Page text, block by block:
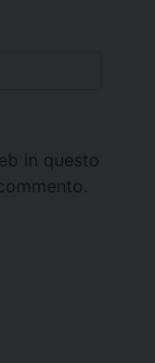
in questo